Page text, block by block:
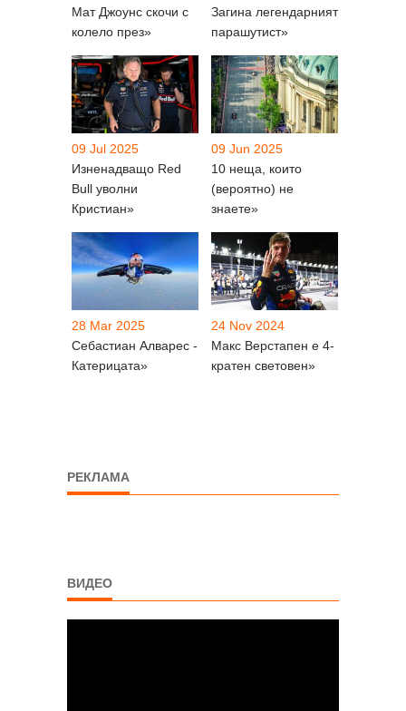
Мат Джоунс скочи с
колело през»
Загина легендарният
парашутист»
09 Jul 2025
Изненадващо Red
Bull уволни
Кристиан»
09 Jun 2025
10 неща, които
(вероятно) не
знаете»
28 Mar 2025
Себастиан Алварес -
Катерицата»
24 Nov 2024
Макс Верстапен е 4-
кратен световен»
РЕКЛАМА
ВИДЕО